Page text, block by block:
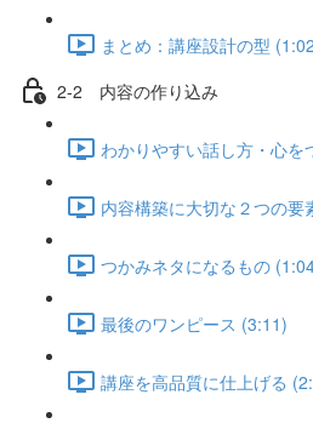
まとめ：講座設計の型
2-2 内容の作り込み
わかりやすい話し方・心を
内容構築に大切な２つの要
つかみネタになるもの
最後のワンピース (3:11)
講座を高品質に仕上げる